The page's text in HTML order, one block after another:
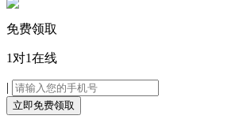
免费领取
1对1在线
|
立即免费领取